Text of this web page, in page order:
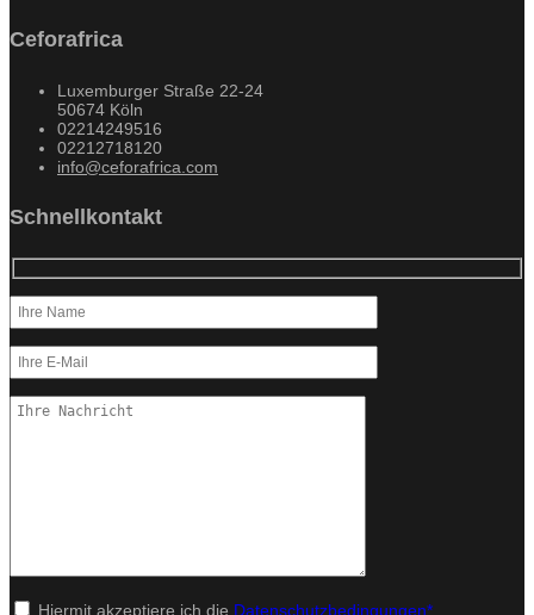
Ceforafrica
Luxemburger Straße 22-24
50674 Köln
02214249516
02212718120
info@ceforafrica.com
Schnellkontakt
Hiermit akzeptiere ich die Datenschutzbedingungen*